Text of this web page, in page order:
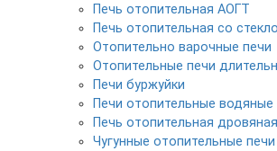
Печь отопительная АОГТ
Печь отопительная со
Отопительно варочные печи
Отопительные печи
Печи буржуйки
Печи отопительные водяные
Печь отопительная дровяная
Чугунные отопительные печи